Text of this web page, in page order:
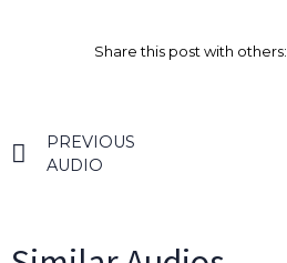
Share this post with others:
PREVIOUS
AUDIO